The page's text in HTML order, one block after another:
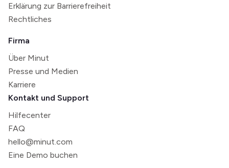
Erklärung zur Barrierefreiheit
Rechtliches
Firma
Über Minut
Presse und Medien
Karriere
Kontakt und Support
Hilfecenter
FAQ
hello@minut.com
Eine Demo buchen